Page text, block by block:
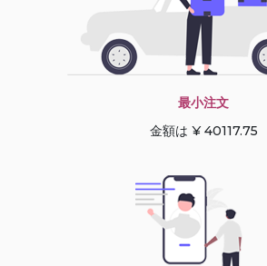
最小注文
金額は ¥ 40117.75